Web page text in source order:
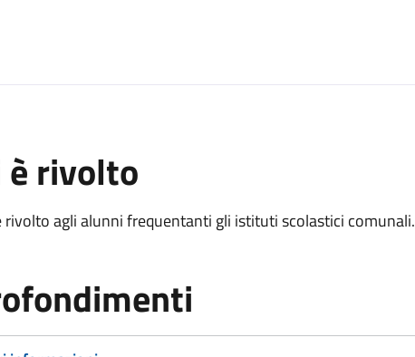
è rivolto
rivolto agli alunni frequentanti gli istituti scolastici comunali.